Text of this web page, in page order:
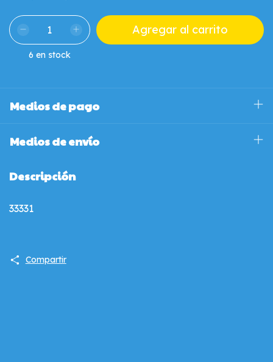
6 en stock
Medios de pago
Medios de envío
Descripción
33331
Compartir